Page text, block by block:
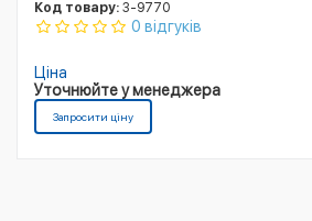
Код товару: 3-9770
0 відгуків
Ціна
Уточнюйте у менеджера
Запросити ціну